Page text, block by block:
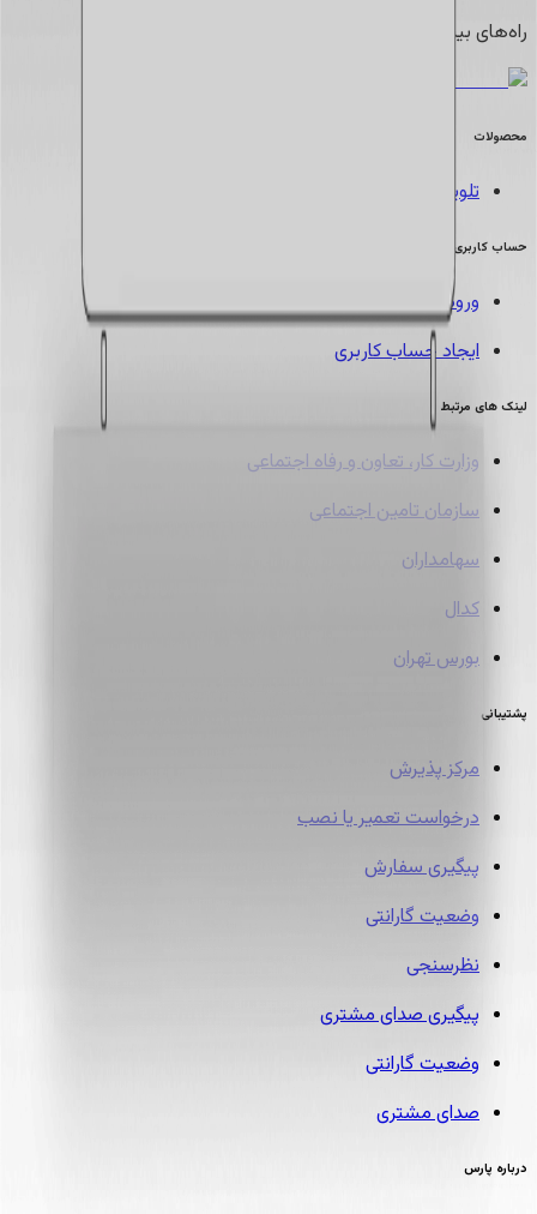
راه‌های بیشتری برای خرید
محصولات
تلویزیون
حساب کاربری
ورود به حساب کاربری
ایجاد حساب کاربری
لینک های مرتبط
وزارت کار، تعاون و رفاه اجتماعی
سازمان تامین اجتماعی
سهامداران
کدال
بورس تهران
پشتیبانی
مرکز پذیرش
درخواست تعمیر یا نصب
پیگیری سفارش
وضعیت گارانتی
نظرسنجی
پیگیری صدای مشتری
وضعیت گارانتی
صدای مشتری
درباره پارس